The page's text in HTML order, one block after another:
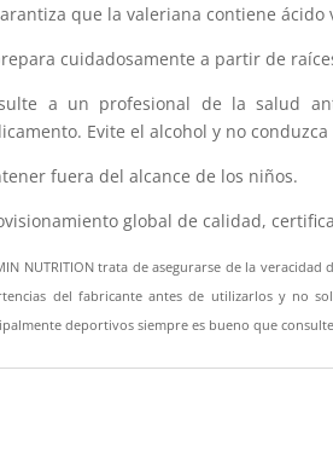
que la valeriana contiene
cuidadosamente a partir de
a un profesional de la salud
Evite el alcohol y no
fuera del alcance de los niños.
global de calidad,
NUTRITION trata de asegurarse de la
del fabricante antes de utilizarlos y no
deportivos siempre es bueno que